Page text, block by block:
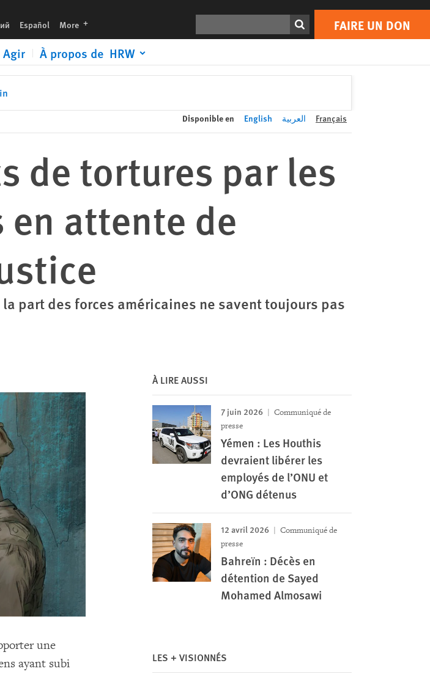
Español More languages FAIRE UN DON
Agir À propos de HRW
Print FAIRE UN DON
Disponible en English العربية Français
de tortures par les
attente de
part des forces américaines ne savent toujours pas
une
ayant subi
À LIRE AUSSI
7 juin 2026
Communiqué de
presse
Yémen : Les Houthis
devraient libérer les
employés de l’ONU et
d’ONG détenus
12 avril 2026
Communiqué de
presse
Bahreïn : Décès en
détention de Sayed
Mohamed Almosawi
LES + VISIONNÉS